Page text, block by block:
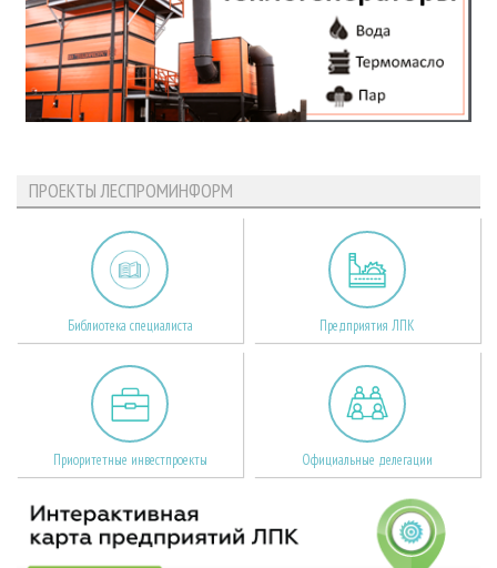
ПРОЕКТЫ ЛЕСПРОМИНФОРМ
Библиотека специалиста Предприятия ЛПК
Приоритетные инвестпроекты Официальные делегации